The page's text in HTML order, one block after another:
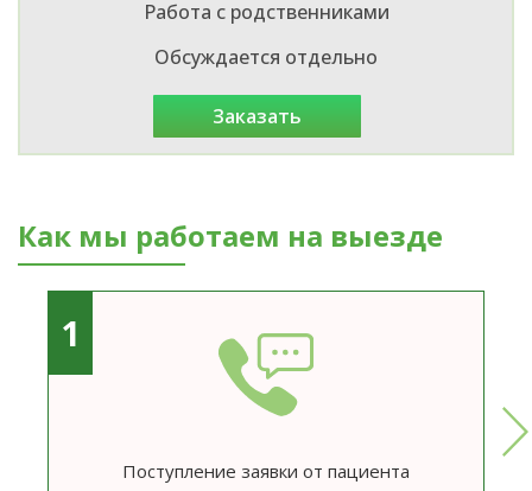
Работа с родственниками
Обсуждается отдельно
заказать
Как мы работаем на выезде
1
Поступление заявки от пациента